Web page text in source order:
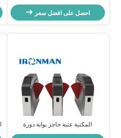
الباب الدوار SUS304 مع وظيفة إنذار
الصوت / الضوء
احصل على افضل سعر
المكتبة عتبة حاجز بوابة دورة